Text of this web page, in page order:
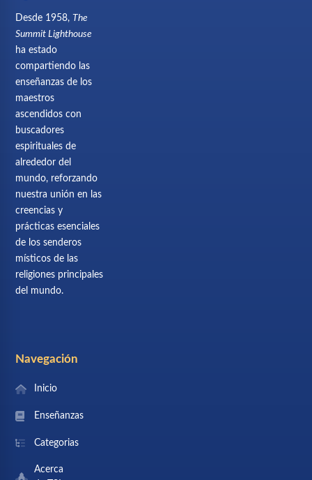
Desde 1958,The
Summit Lighthouse
ha estado
compartiendo las
enseñanzas de los
maestros
ascendidos con
buscadores
espirituales de
alrededor del
mundo, reforzando
nuestra unión en las
creencias y
prácticas esenciales
de los senderos
místicos de las
religiones principales
del mundo.
Navegación
Inicio
Enseñanzas
Categorias
Acerca